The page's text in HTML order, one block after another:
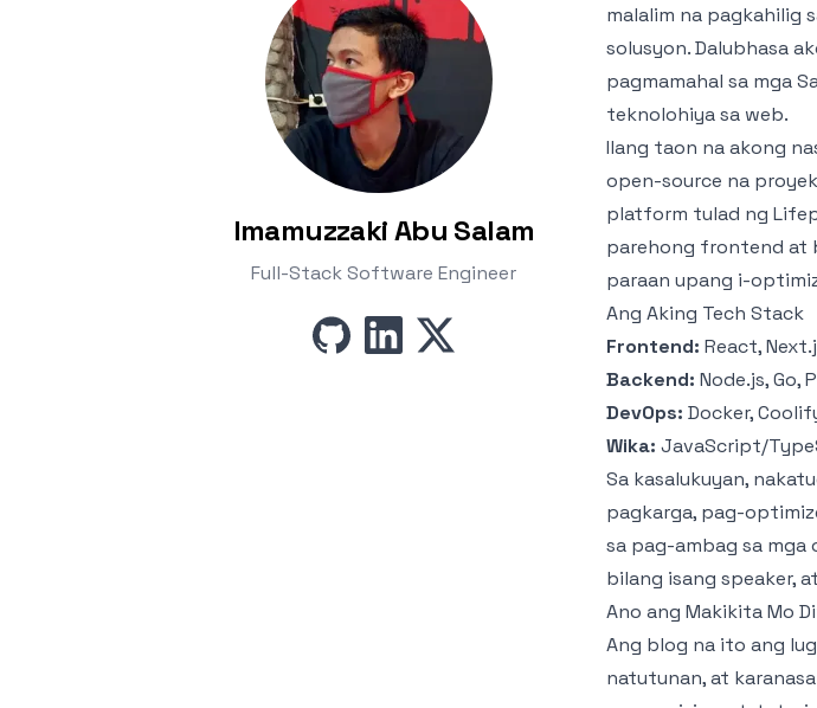
Imamuzzaki Abu Salam
Full-Stack Software Engineer
github linkedinx
malalim na pagkahilig
solusyon. Dalubhasa
pagmamahal sa mga
teknolohiya sa web.
Ilang taon na akong
open-source na
platform tulad ng
parehong frontend at
paraan upang i-
Ang Aking Tech Stack
Frontend: React,
Backend: Node.js, Go,
DevOps: Docker,
Wika: JavaScript/
Sa kasalukuyan,
pagkarga, pag-
sa pag-ambag sa mga
bilang isang speaker,
Ano ang Makikita Mo
Ang blog na ito ang
natutunan, at